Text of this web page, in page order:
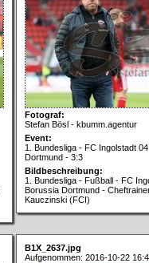
Fotograf:
Stefan Bösl - kbumm.agentur
Event:
1. Bundesliga - FC Ingolstadt
Dortmund - 3:3
Bildbeschreibung:
1. Bundesliga - Fußball - FC
Borussia Dortmund -
Kauczinski (FCI)
B1X_2637.jpg
Aufgenommen: 2016-10-22